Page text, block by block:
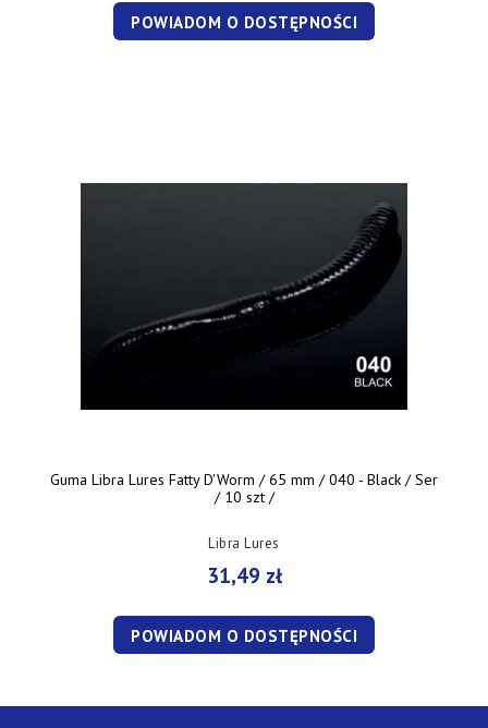
POWIADOM O DOSTĘPNOŚCI
Guma Libra Lures Fatty D'Worm / 65 mm / 040 - Black / Ser
/ 10 szt /
Libra Lures
31,49 zł
POWIADOM O DOSTĘPNOŚCI